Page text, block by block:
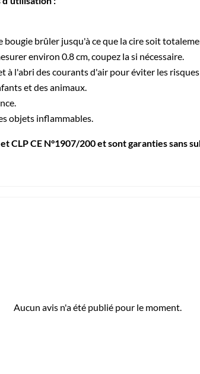
brûler jusqu'à ce que la cire soit
environ 0.8 cm, coupez la si nécessaire.
à l'abri des courants d'air pour éviter les
et des animaux.
objets inflammables.
CLP CE N°1907/200 et sont garanties sans
Aucun avis n'a été publié pour le moment.